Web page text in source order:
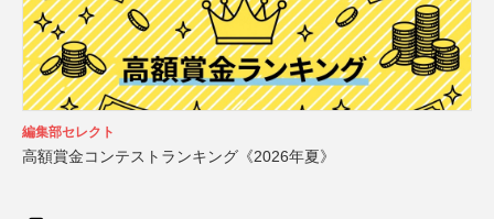
編集部セレクト
高額賞金コンテストランキング《2026年夏》